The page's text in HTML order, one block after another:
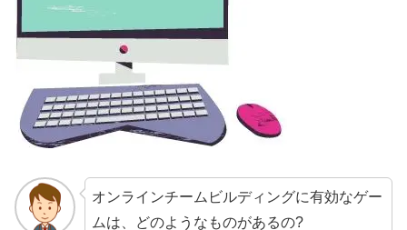
オンラインチームビルディングに有効なゲー
ムは、どのようなものがあるの?